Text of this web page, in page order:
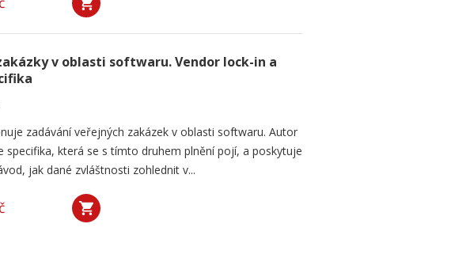
v oblasti softwaru. Vendor lock-in a
zadávání veřejných zakázek v oblasti softwaru. Autor
specifika, která se s tímto druhem plnění pojí, a poskytuje
jak dané zvláštnosti zohlednit v...